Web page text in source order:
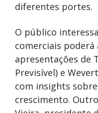
diferentes portes.
O público
comerciais poderá
apresentações de
Previsível) e
com insights
crescimento.